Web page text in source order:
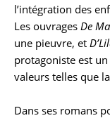
l’intégration des
Les ouvrages De
une pieuvre, et
protagoniste est
valeurs telles que
Dans ses romans